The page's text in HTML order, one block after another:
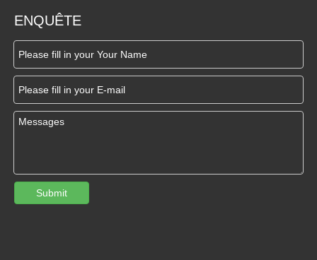
ENQUÊTE
Submit